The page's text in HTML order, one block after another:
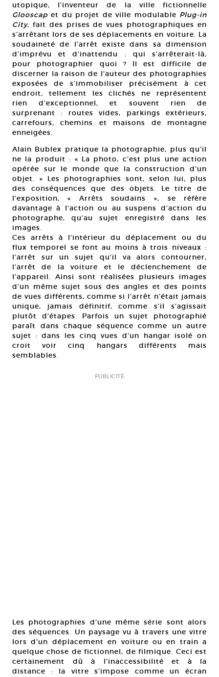
utopique, l’inventeur de la ville fictionnelle
Glooscap et du projet de ville modulable Plug-in
City, fait des prises de vues photographiques en
s’arrêtant lors de ses déplacements en voiture. La
soudaineté de l’arrêt existe dans sa dimension
d’imprévu et d’inattendu : qui s’arrêterait-là,
pour photographier quoi ? Il est difficile de
discerner la raison de l’auteur des photographies
exposées de s’immobiliser précisément à cet
endroit, tellement les clichés ne représentent
rien d’exceptionnel, et souvent rien de
surprenant : routes vides, parkings extérieurs,
carrefours, chemins et maisons de montagne
enneigées.
Alain Bublex pratique la photographie, plus qu’il
ne la produit : « La photo, c’est plus une action
opérée sur le monde que la construction d’un
objet. » Les photographies sont, selon lui, plus
des conséquences que des objets. Le titre de
l’exposition, « Arrêts soudains », se réfère
davantage à l’action ou au suspens d’action du
photographe, qu’au sujet enregistré dans les
images.
Ces arrêts à l’intérieur du déplacement ou du
flux temporel se font au moins à trois niveaux :
l’arrêt sur un sujet qu’il va alors contourner,
l’arrêt de la voiture et le déclenchement de
l’appareil. Ainsi sont réalisées plusieurs images
d’un même sujet sous des angles et des points
de vues différents, comme si l’arrêt n’était jamais
unique, jamais définitif, comme s’il s’agissait
plutôt d’étapes. Parfois un sujet photographié
paraît dans chaque séquence comme un autre
sujet : dans les cinq vues d’un hangar isolé on
croit voir cinq hangars différents mais
semblables.
PUBLICITÉ
Les photographies d’une même série sont alors
des séquences. Un paysage vu à travers une vitre
lors d’un déplacement en voiture ou en train a
quelque chose de fictionnel, de filmique. Ceci est
certainement dû à l’inaccessibilité et à la
distance : la vitre s’impose comme un écran